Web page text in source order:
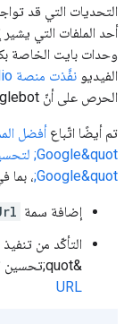
وحدات بايت الخاصة
الفيديو نفَّذت منصة Vidio عناوين URL ثابتة
الحرص على أنّ Googlebot بإمكانه الوصول إلى هذه العناوين.
تم أيضًا اتّباع
Google&quot; ، بما
إضافة سمة
التأكّد من
&quot;تحسين الفيديو&quot; ضمن
URL